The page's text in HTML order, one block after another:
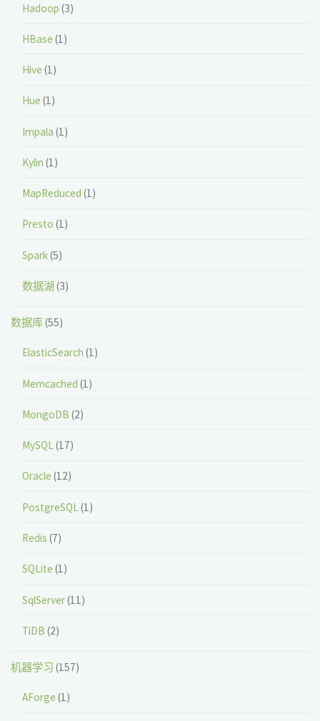
Hadoop (3)
HBase (1)
Hive (1)
Hue (1)
Impala (1)
Kylin (1)
MapReduced (1)
Presto (1)
Spark(5)
数据湖(3)
数据库(55)
ElasticSearch (1)
Memcached (1)
MongoDB (2)
MySQL(17)
Oracle (12)
PostgreSQL (1)
Redis (7)
SQLite (1)
SqlServer(11)
TiDB (2)
机器学习 (157)
AForge (1)